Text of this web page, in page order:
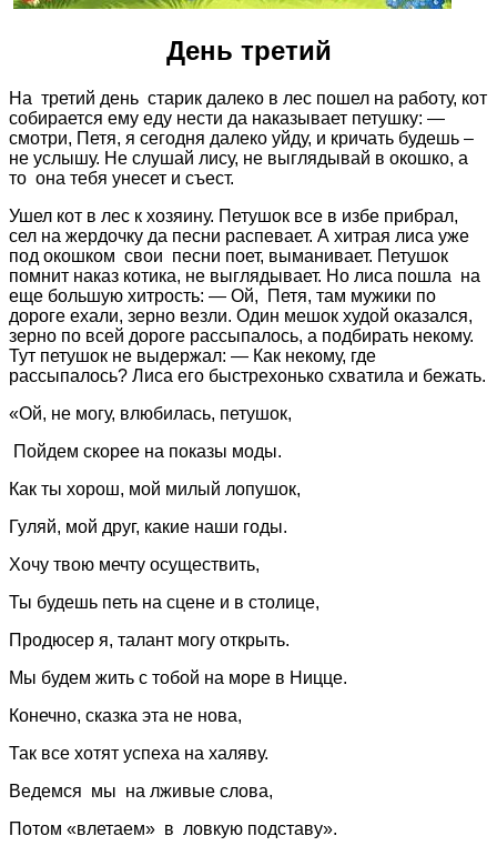
День третий
На третий день старик далеко в лес пошел на работу, кот
собирается ему еду нести да наказывает петушку: —
смотри, Петя, я сегодня далеко уйду, и кричать будешь –
не услышу. Не слушай лису, не выглядывай в окошко, а
то она тебя унесет и съест.
Ушел кот в лес к хозяину. Петушок все в избе прибрал,
сел на жердочку да песни распевает. А хитрая лиса уже
под окошком свои песни поет, выманивает. Петушок
помнит наказ котика, не выглядывает. Но лиса пошла на
еще большую хитрость: — Ой, Петя, там мужики по
дороге ехали, зерно везли. Один мешок худой оказался,
зерно по всей дороге рассыпалось, а подбирать некому.
Тут петушок не выдержал: — Как некому, где
рассыпалось? Лиса его быстрехонько схватила и бежать.
«Ой, не могу, влюбилась, петушок,
Пойдем скорее на показы моды.
Как ты хорош, мой милый лопушок,
Гуляй, мой друг, какие наши годы.
Хочу твою мечту осуществить,
Ты будешь петь на сцене и в столице,
Продюсер я, талант могу открыть.
Мы будем жить с тобой на море в Ницце.
Конечно, сказка эта не нова,
Так все хотят успеха на халяву.
Ведемся мы на лживые слова,
Потом «влетаем» в ловкую подставу».